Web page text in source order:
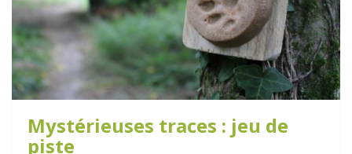
Mystérieuses traces : jeu de
piste